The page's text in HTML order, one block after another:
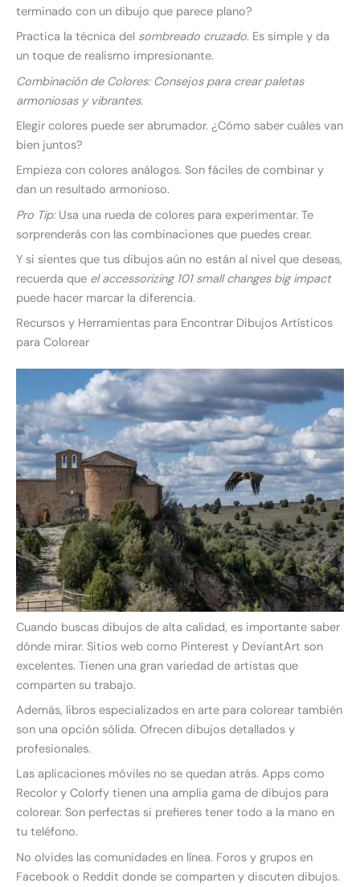
terminado con un dibujo que parece plano?
Practica la técnica del sombreado cruzado. Es simple y da
un toque de realismo impresionante.
Combinación de Colores: Consejos para crear paletas
armoniosas y vibrantes.
Elegir colores puede ser abrumador. ¿Cómo saber cuáles van
bien juntos?
Empieza con colores análogos. Son fáciles de combinar y
dan un resultado armonioso.
Pro Tip:Usa una rueda de colores para experimentar. Te
sorprenderás con las combinaciones que puedes crear.
Y si sientes que tus dibujos aún no están al nivel que deseas,
recuerda que el accessorizing 101 small changes big impact
puede hacer marcar la diferencia.
Recursos y Herramientas para Encontrar Dibujos Artísticos
para Colorear
Cuando buscas dibujos de alta calidad, es importante saber
dónde mirar. Sitios web como Pinterest y DeviantArt son
excelentes. Tienen una gran variedad de artistas que
comparten su trabajo.
Además, libros especializados en arte para colorear también
son una opción sólida. Ofrecen dibujos detallados y
profesionales.
Las aplicaciones móviles no se quedan atrás. Apps como
Recolor y Colorfy tienen una amplia gama de dibujos para
colorear. Son perfectas si prefieres tener todo a la mano en
tu teléfono.
No olvides las comunidades en línea. Foros y grupos en
Facebook o Reddit donde se comparten y discuten dibujos.